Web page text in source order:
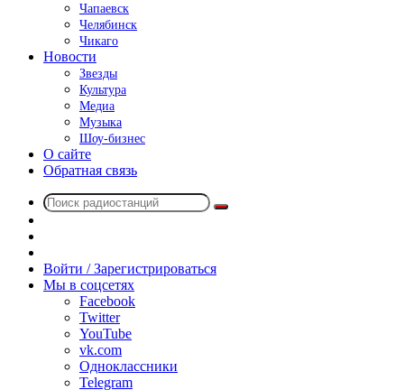
Чапаевск
Челябинск
Чикаго
Новости
Звезды
Культура
Медиа
Музыка
Шоу-бизнес
О сайте
Обратная связь
Поиск
радио
Войти / Зарегистрироваться
Мы в соцсетях
Facebook
Twitter
YouTube
vk.com
Одноклассники
Telegram